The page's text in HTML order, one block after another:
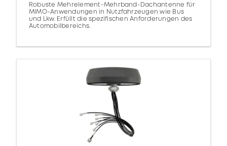
Robuste Mehrelement-Mehrband-Dachantenne für
MIMO-Anwendungen in Nutzfahrzeugen wie Bus
und Lkw. Erfüllt die spezifischen Anforderungen des
Automobilbereichs.